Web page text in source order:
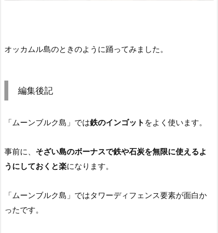
オッカムル島のときのように踊ってみました。
編集後記
「ムーンブルク島」では鉄のインゴット をよく使います。
事前に、 そざい島のボーナスで鉄や石炭を無限に使えるよ
うにしておくと楽になります。
「ムーンブルク島」ではタワーディフェンス要素が面白か
ったです。